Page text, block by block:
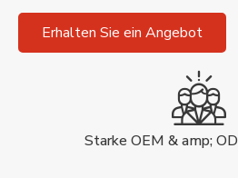
Erhalten Sie ein Angebot
Starke OEM & amp;